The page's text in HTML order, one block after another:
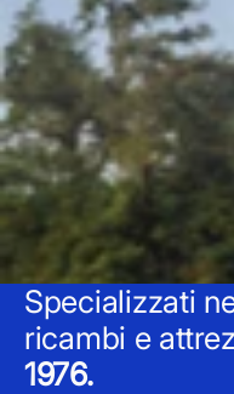
Specializzati
ricambi e
1976.